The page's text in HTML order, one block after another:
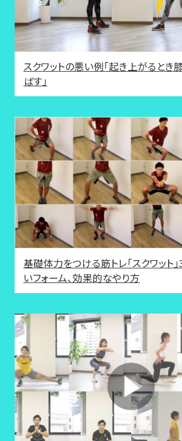
スクワットの悪い例「起き上がるとき
ばす」
基礎体力をつける筋トレ「スクワット
いフォーム、効果的なやり方